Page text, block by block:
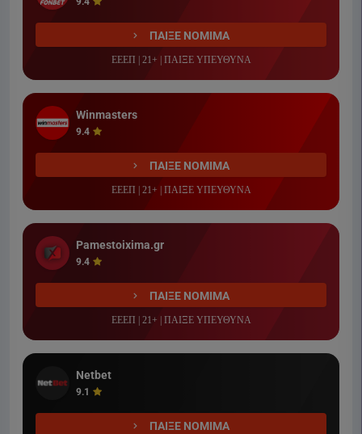
ΠΑΙΞΕ ΝΟΜΙΜΑ
ΕΕΕΠ | 21+ | ΠΑΙΞΕ ΥΠΕΥΘΥΝΑ
Winmasters
9.4
ΠΑΙΞΕ ΝΟΜΙΜΑ
ΕΕΕΠ | 21+ | ΠΑΙΞΕ ΥΠΕΥΘΥΝΑ
Pamestoixima.gr
9.4
ΠΑΙΞΕ ΝΟΜΙΜΑ
ΕΕΕΠ | 21+ | ΠΑΙΞΕ ΥΠΕΥΘΥΝΑ
Netbet
9.1
ΠΑΙΞΕ ΝΟΜΙΜΑ